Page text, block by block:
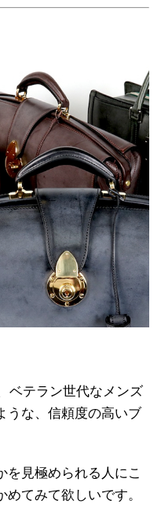
ベテラン世代なメンズ
うな、信頼度の高いブ
を見極められる人にこ
てみて欲しいです。